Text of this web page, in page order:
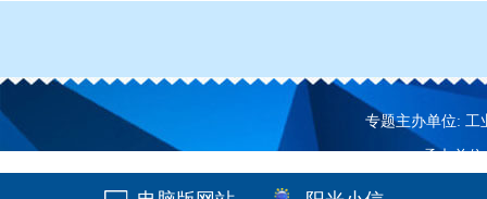
专题主办单位: 工
承办单位